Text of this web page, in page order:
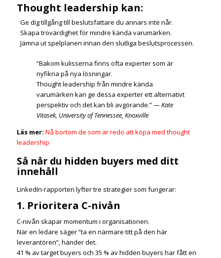
Thought leadership kan:
Ge dig tillgång till beslutsfattare du annars inte når.
Skapa trovärdighet för mindre kända varumärken.
Jämna ut spelplanen innan den slutliga beslutsprocessen.
“Bakom kulisserna finns ofta experter som är
nyfikna på nya lösningar.
Thought leadership från mindre kända
varumärken kan ge dessa experter ett alternativt
perspektiv och det kan bli avgörande.” —Kate
Vitasek, University of Tennessee, Knoxville
Läs mer: Nå bortom de som är redo att köpa med thought
leadership
Så når du hidden buyers med ditt
innehåll
LinkedIn-rapporten lyfter tre strategier som fungerar:
1. Prioritera C-nivån
C-nivån skapar momentum i organisationen.
När en ledare säger “ta en närmare titt på den här
leverantören”, händer det.
41 % av target buyers och 35 % av hidden buyers har fått en